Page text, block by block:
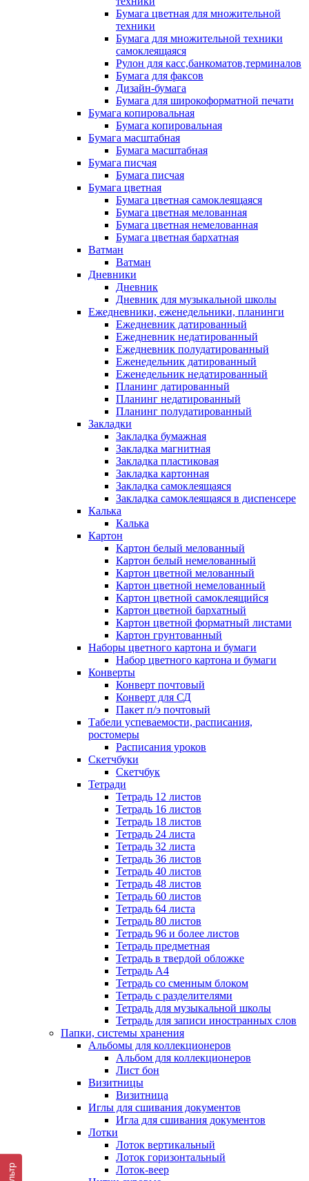
Бумага цветная для множительной
техники
Бумага для множительной техники
самоклеящаяся
Рулон для касс,банкоматов,терминалов
Бумага для факсов
Дизайн-бумага
Бумага для широкоформатной печати
Бумага копировальная
Бумага копировальная
Бумага масштабная
Бумага масштабная
Бумага писчая
Бумага писчая
Бумага цветная
Бумага цветная самоклеящаяся
Бумага цветная мелованная
Бумага цветная немелованная
Бумага цветная бархатная
Ватман
Ватман
Дневники
Дневник
Дневник для музыкальной школы
Ежедневники, еженедельники, планинги
Ежедневник датированный
Ежедневник недатированный
Ежедневник полудатированный
Еженедельник датированный
Еженедельник недатированный
Планинг датированный
Планинг недатированный
Планинг полудатированный
Закладки
Закладка бумажная
Закладка магнитная
Закладка пластиковая
Закладка картонная
Закладка самоклеящаяся
Закладка самоклеящаяся в диспенсере
Калька
Калька
Картон
Картон белый мелованный
Картон белый немелованный
Картон цветной мелованный
Картон цветной немелованный
Картон цветной самоклеящийся
Картон цветной бархатный
Картон цветной форматный листами
Картон грунтованный
Наборы цветного картона и бумаги
Набор цветного картона и бумаги
Конверты
Конверт почтовый
Конверт для СД
Пакет п/э почтовый
Табели успеваемости, расписания,
ростомеры
Расписания уроков
Скетчбуки
Скетчбук
Тетради
Тетрадь 12 листов
Тетрадь 16 листов
Тетрадь 18 листов
Тетрадь 24 листа
Тетрадь 32 листа
Тетрадь 36 листов
Тетрадь 40 листов
Тетрадь 48 листов
Тетрадь 60 листов
Тетрадь 64 листа
Тетрадь 80 листов
Тетрадь 96 и более листов
Тетрадь предметная
Тетрадь в твердой обложке
Тетрадь А4
Тетрадь со сменным блоком
Тетрадь с разделителями
Тетрадь для музыкальной школы
Тетрадь для записи иностранных слов
Папки, системы хранения
Альбомы для коллекционеров
Альбом для коллекционеров
Лист бон
Визитницы
Визитница
Иглы для сшивания документов
Игла для сшивания документов
Лотки
Лоток вертикальный
Лоток горизонтальный
Лоток-веер